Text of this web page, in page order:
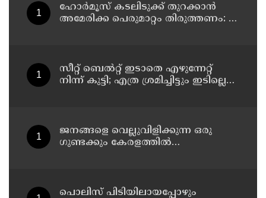
ഹോര്‍മൂസ് കടലിടുക്ക് തുറക്കാന്‍
അമേരിക്ക പെരുമാറ്റം തിരുത്തണം: 6
സീറ്റ് ബെല്‍റ്റ് ഇടാതെ എഴുന്നേറ്റ്
നിന്ന് കുട്ടി; എത്ര ശ്രമിച്ചിട്ടും ഇടില്ലെന്ന്
ജനങ്ങളെ വെല്ലുവിളിക്കുന്ന ഒരു
ഗുണ്ടക്കും കേരളത്തില്‍
പൊലിസ് പിടിയിലായപ്പോഴും